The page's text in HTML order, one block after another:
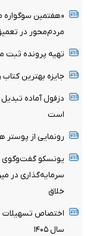
«هفتمین سوگواره
مردم‌محور در
تهیه پرونده ثبت
جایزه بهترین کتاب
است
رونمایی از پوستر
یونسکو گفت‌وگوی
سرمایه‌گذاری در
خلاق
سال ۱۴۰۵